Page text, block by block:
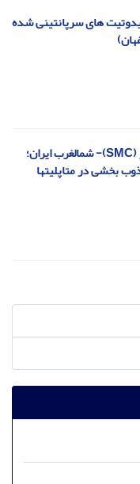
های سرپانتینی شده
دگرگونی مجاورتی در هسته دگرگون شاهیندژ (SMC)- شمالغرب ایران؛
بخشی در متاپلیتها